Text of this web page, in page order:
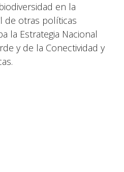
en la
de otras políticas
la Estrategia Nacional
y de la Conectividad y